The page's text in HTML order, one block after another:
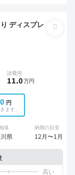
諸費用
11.0万円
円
ます。
域
県
納期の目安
12月〜1月